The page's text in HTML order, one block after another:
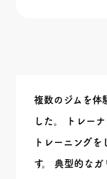
複数のジムを体
した。 トレー
トレーニング
す。 典型的な